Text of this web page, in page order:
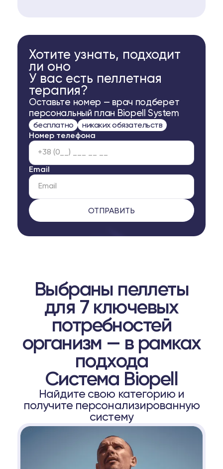
Хотите узнать, подходит
ли оно
У вас есть пеллетная
терапия?
Оставьте номер — врач подберет
персональный план Biopell System
бесплатно
никаких обязательств
Номер телефона
Email
Выбраны пеллеты
для 7 ключевых
потребностей
организм — в рамках
подхода
Система Biopell
Найдите свою категорию и
получите персонализированную
систему